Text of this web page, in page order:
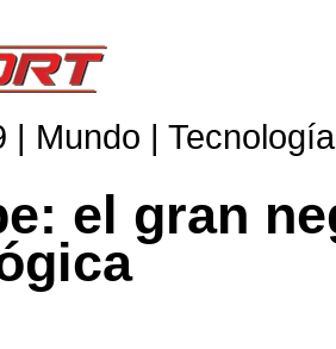
| Mundo | Tecnología
el gran